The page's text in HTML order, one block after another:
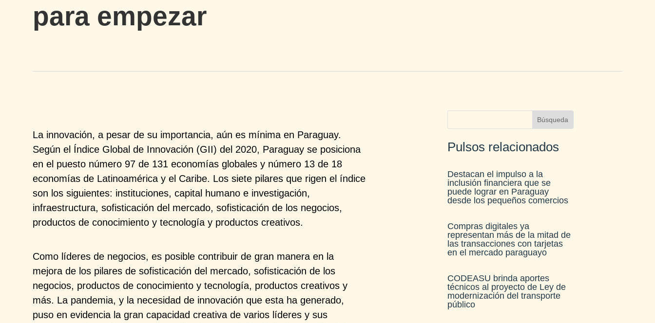
para empezar
La innovación, a pesar de su importancia, aún es mínima en Paraguay.
Según el Índice Global de Innovación (GII) del 2020, Paraguay se posiciona
en el puesto número 97 de 131 economías globales y número 13 de 18
economías de Latinoamérica y el Caribe. Los siete pilares que rigen el índice
son los siguientes: instituciones, capital humano e investigación,
infraestructura, sofisticación del mercado, sofisticación de los negocios,
productos de conocimiento y tecnología y productos creativos.
Como líderes de negocios, es posible contribuir de gran manera en la
mejora de los pilares de sofisticación del mercado, sofisticación de los
negocios, productos de conocimiento y tecnología, productos creativos y
más. La pandemia, y la necesidad de innovación que esta ha generado,
puso en evidencia la gran capacidad creativa de varios líderes y sus
Pulsos relacionados
Destacan el impulso a la
inclusión financiera que se
puede lograr en Paraguay
desde los pequeños comercios
Compras digitales ya
representan más de la mitad de
las transacciones con tarjetas
en el mercado paraguayo
CODEASU brinda aportes
técnicos al proyecto de Ley de
modernización del transporte
público